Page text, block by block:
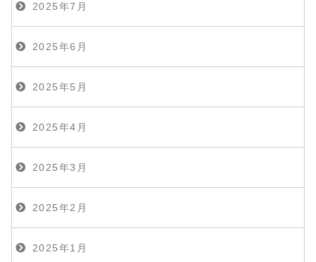
2025年7月
2025年6月
2025年5月
2025年4月
2025年3月
2025年2月
2025年1月